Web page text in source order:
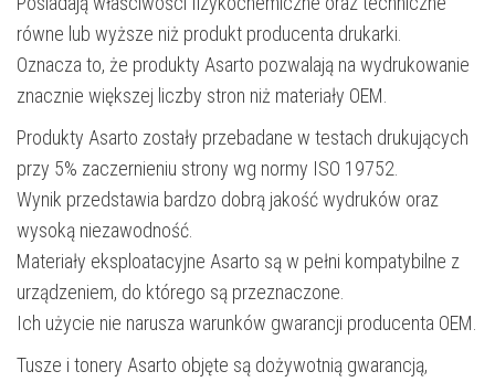
równe lub wyższe niż produkt producenta drukarki.
Oznacza to, że produkty Asarto pozwalają na wydrukowanie
znacznie większej liczby stron niż materiały OEM.
Produkty Asarto zostały przebadane w testach drukujących
przy 5% zaczernieniu strony wg normy ISO 19752.
Wynik przedstawia bardzo dobrą jakość wydruków oraz
wysoką niezawodność.
Materiały eksploatacyjne Asarto są w pełni kompatybilne z
urządzeniem, do którego są przeznaczone.
Ich użycie nie narusza warunków gwarancji producenta OEM.
Tusze i tonery Asarto objęte są dożywotnią gwarancją,